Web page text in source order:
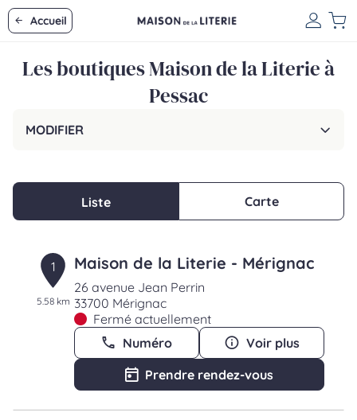
Accueil
Les boutiques Maison de la Literie à
Pessac
MODIFIER
Liste Carte
1
5.58 km
Maison de la Literie - Mérignac
26 avenue Jean Perrin
33700 Mérignac
Fermé actuellement
Numéro
Voir plus
Prendre rendez-vous